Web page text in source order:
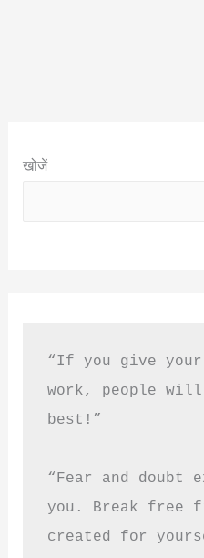
खोजें
“If you give
work, people will
best!”
“Fear and
you. Break free
created for